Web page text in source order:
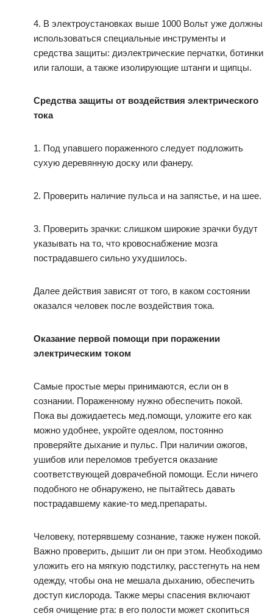
4. В электроустановках выше 1000 Вольт уже должны
использоваться специальные инструменты и
средства защиты: диэлектрические перчатки, ботинки
или галоши, а также изолирующие штанги и щипцы.
Средства защиты от воздействия электрического
тока
1. Под упавшего пораженного следует подложить
сухую деревянную доску или фанеру.
2. Проверить наличие пульса и на запястье, и на шее.
3. Проверить зрачки: слишком широкие зрачки будут
указывать на то, что кровоснабжение мозга
пострадавшего сильно ухудшилось.
Далее действия зависят от того, в каком состоянии
оказался человек после воздействия тока.
Оказание первой помощи при поражении
электрическим током
Самые простые меры принимаются, если он в
сознании. Пораженному нужно обеспечить покой.
Пока вы дожидаетесь мед.помощи, уложите его как
можно удобнее, укройте одеялом, постоянно
проверяйте дыхание и пульс. При наличии ожогов,
ушибов или переломов требуется оказание
соответствующей доврачебной помощи. Если ничего
подобного не обнаружено, не пытайтесь давать
пострадавшему какие-то мед.препараты.
Человеку, потерявшему сознание, также нужен покой.
Важно проверить, дышит ли он при этом. Необходимо
уложить его на мягкую подстилку, расстегнуть на нем
одежду, чтобы она не мешала дыханию, обеспечить
доступ кислорода. Также меры спасения включают
себя очищение рта: в его полости может скопиться